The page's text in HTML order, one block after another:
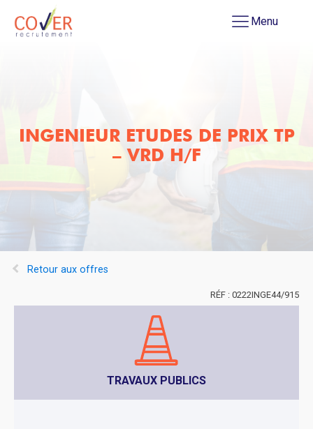
Menu
INGENIEUR ETUDES DE PRIX TP
– VRD H/F
Retour aux offres
0222INGE44/915
TRAVAUX PUBLICS